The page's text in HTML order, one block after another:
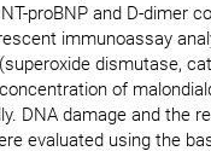
proBNP and D-dimer
immunoassay
dismutase,
of
DNA damage and the
evaluated using the